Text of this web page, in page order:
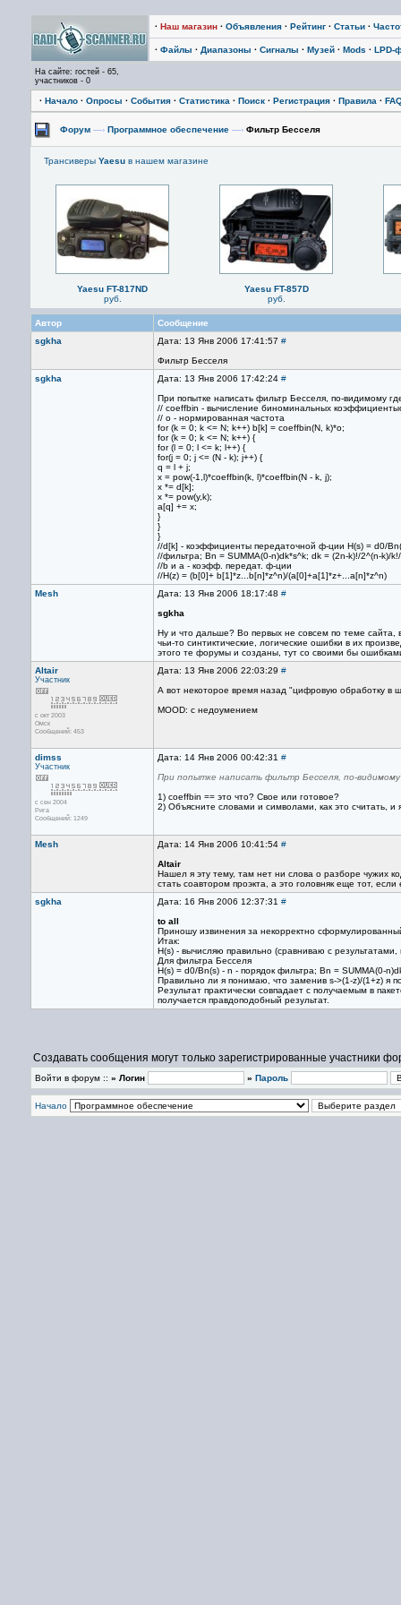
· Наш магазин · Объявления · Рейтинг · Статьи ·
· Файлы · Диапазоны · Сигналы · Музей · Mods · LPD-
На сайте: гостей - 65,
участников - 0
· Начало · Опросы · События · Статистика · Поиск · Регистрация · Правила ·
Форум —› Программное обеспечение —› Фильтр Бесселя
Трансиверы Yaesu в нашем магазине
Yaesu FT-817ND
руб.
Yaesu FT-857D
руб.
Автор
Сообщение
sgkha
Дата: 13 Янв 2006 17:41:57 #
Фильтр Бесселя
sgkha
Дата: 13 Янв 2006 17:42:24 #
При попытке написать фильтр Бесселя, по-видимому
// coeffbin - вычисление биноминальных
// o - нормированная частота
for (k = 0; k <= N; k++) b[k] = coeffbin(N, k)*o;
for (k = 0; k <= N; k++) {
for (l = 0; l <= k; l++) {
for(j = 0; j <= (N - k); j++) {
q = l + j;
x = pow(-1,l)*coeffbin(k, l)*coeffbin(N - k, j);
x *= d[k];
x *= pow(y,k);
a[q] += x;
}
}
}
//d[k] - коэффициенты передаточной ф-ции H(s) = d0/
//фильтра; Bn = SUMMA(0-n)dk*s^k; dk = (2n-k)!/2^(n-k)/
//b и a - коэфф. передат. ф-ции
//H(z) = (b[0]+ b[1]*z...b[n]*z^n)/(a[0]+a[1]*z+...a[n]*z^n)
Mesh
Дата: 13 Янв 2006 18:17:48 #
sgkha
Ну и что дальше? Во первых не совсем по теме сайта,
чьи-то синтиктические, логические ошибки в их
этого те форумы и созданы, тут со своими бы
Altair
Участник
с окт 2003
Омск
Сообщений: 453
Дата: 13 Янв 2006 22:03:29 #
А вот некоторое время назад "цифровую обработку в
MOOD: с недоумением
dimss
Участник
с сен 2004
Рига
Сообщений: 1249
Дата: 14 Янв 2006 00:42:31 #
При попытке написать фильтр Бесселя, по-видимому
1) coeffbin == это что? Свое или готовое?
2) Объясните словами и символами, как это считать, и
Mesh Дата: 14 Янв 2006 10:41:54 #
Altair
Нашел я эту тему, там нет ни слова о разборе чужих
стать соавтором проэкта, а это головняк еще тот,
sgkha
Дата: 16 Янв 2006 12:37:31 #
to all
Приношу извинения за некорректно
Итак:
H(s) - вычисляю правильно (сравниваю с
Для фильтра Бесселя
H(s) = d0/Bn(s) - n - порядок фильтра; Bn = SUMMA(0-
Правильно ли я понимаю, что заменив s->(1-z)/(1+z) я
Результат практически совпадает с получаемым в
получается правдоподобный результат.
Создавать сообщения могут только зарегистрированные участники
Войти в форум :: » Логин » Пароль
Начало